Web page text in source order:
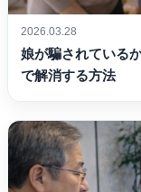
2026.03.28
娘が騙されている
で解消する方法